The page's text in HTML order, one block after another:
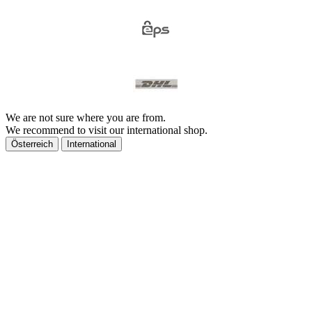
We are not sure where you are from.
We recommend to visit our international shop.
Österreich International